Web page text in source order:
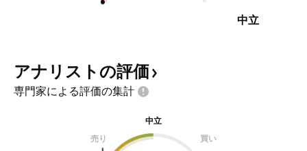
中立
アナリストの評価
専門家による評価の集計
中立
売り
買い